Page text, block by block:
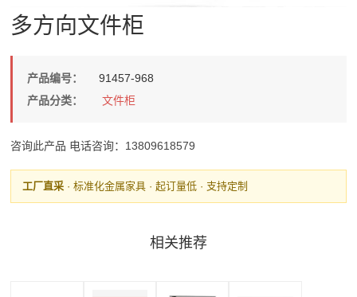
多方向文件柜
产品编号：
91457-968
产品分类：
文件柜
咨询此产品 电话咨询：13809618579
工厂直采 · 标准化金属家具 · 起订量低 · 支持定制
相关推荐